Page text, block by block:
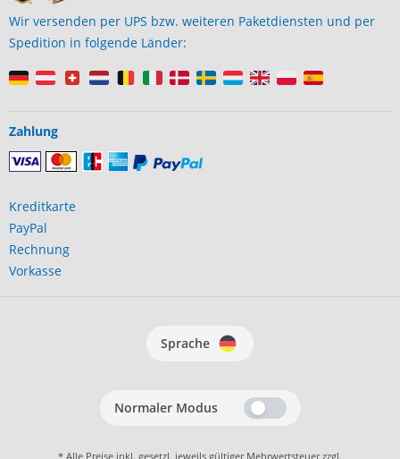
Wir versenden per UPS bzw. weiteren Paketdiensten und per
Spedition in folgende Länder:
Zahlung
Kreditkarte
PayPal
Rechnung
Vorkasse
Sprache
Normaler Modus
* Alle Preise inkl. gesetzl. jeweils gültiger Mehrwertsteuer zzgl.